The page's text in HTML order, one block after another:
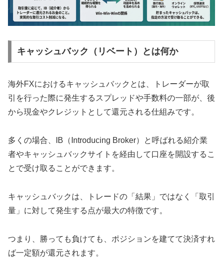
キャッシュバック（リベート）とは何か
海外FXにおけるキャッシュバックとは、トレーダーが取
引を行った際に発生するスプレッドや手数料の一部が、後
から現金やクレジットとして還元される仕組みです。
多くの場合、IB（Introducing Broker）と呼ばれる紹介業
者やキャッシュバックサイトを経由して口座を開設するこ
とで受け取ることができます。
キャッシュバックは、トレードの「結果」ではなく「取引
量」に対して発生する点が最大の特徴です。
つまり、勝っても負けても、ポジションを建てて決済すれ
ば一定額が還元されます。